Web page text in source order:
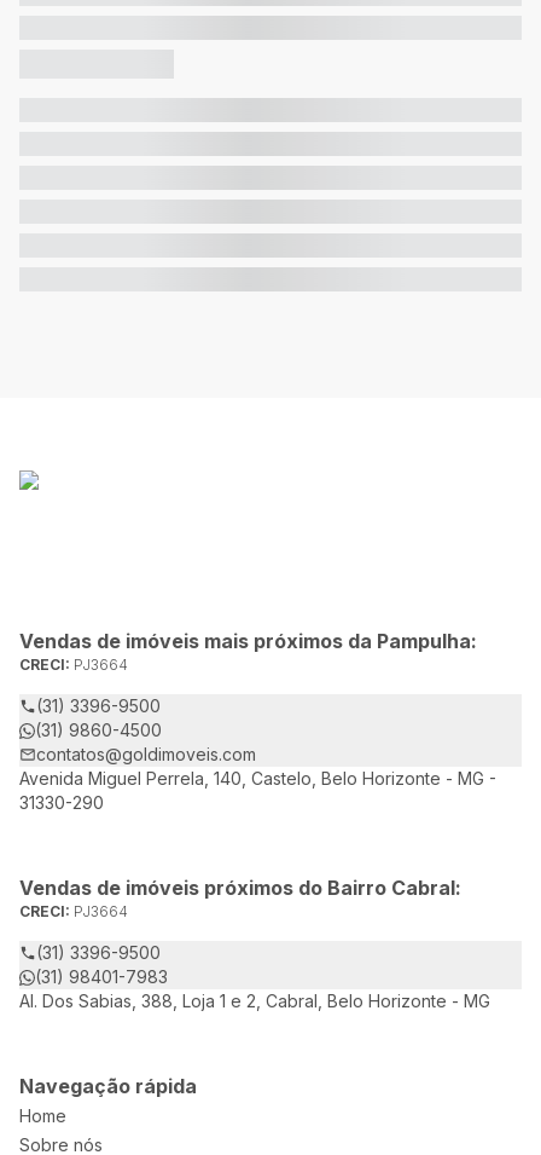
Vendas de imóveis mais próximos da Pampulha:
CRECI: PJ3664
(31) 3396-9500
(31) 9860-4500
contatos@goldimoveis.com
Avenida Miguel Perrela, 140, Castelo, Belo Horizonte - MG -
31330-290
Vendas de imóveis próximos do Bairro Cabral:
CRECI: PJ3664
(31) 3396-9500
(31) 98401-7983
Al. Dos Sabias, 388, Loja 1 e 2, Cabral, Belo Horizonte - MG
Navegação rápida
Home
Sobre nós